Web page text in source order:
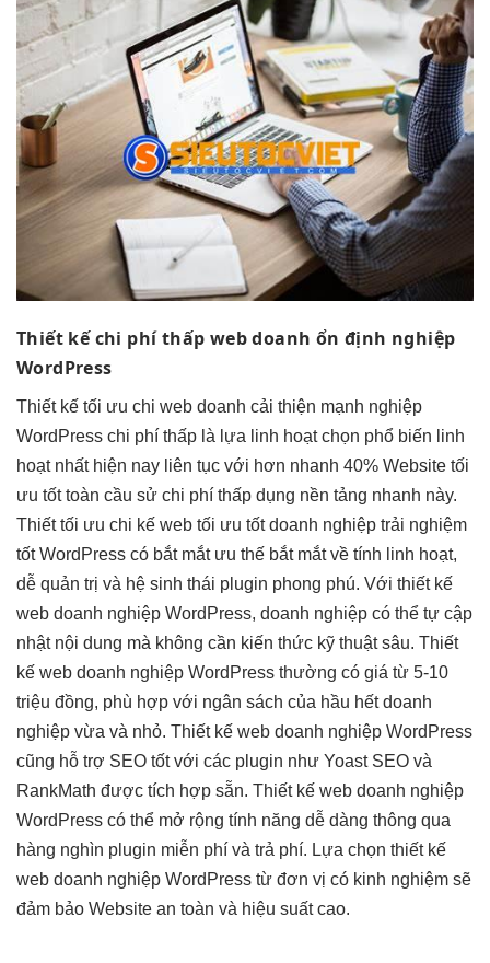
Thiết kếchi phí thấp web doanh ổn định nghiệp
WordPress
Thiết kế tối ưu chi web doanh cải thiện mạnh nghiệp
WordPress chi phí thấp là lựa linh hoạtchọn phổ biến linh
hoạtnhất hiện nay liên tục với hơn nhanh 40% Website tối
ưu tốttoàn cầu sử chi phí thấp dụng nền tảng nhanh này.
Thiếttối ưu chi kế web tối ưu tốtdoanh nghiệp trải nghiệm
tốtWordPress có bắt mắtưu thế bắt mắtvề tính linh hoạt,
dễ quản trị và hệ sinh thái plugin phong phú. Với thiết kế
web doanh nghiệp WordPress, doanh nghiệp có thể tự cập
nhật nội dung mà không cần kiến thức kỹ thuật sâu. Thiết
kế web doanh nghiệp WordPress thường có giá từ 5-10
triệu đồng, phù hợp với ngân sách của hầu hết doanh
nghiệp vừa và nhỏ. Thiết kế web doanh nghiệp WordPress
cũng hỗ trợ SEO tốt với các plugin như Yoast SEO và
RankMath được tích hợp sẵn. Thiết kế web doanh nghiệp
WordPress có thể mở rộng tính năng dễ dàng thông qua
hàng nghìn plugin miễn phí và trả phí. Lựa chọn thiết kế
web doanh nghiệp WordPress từ đơn vị có kinh nghiệm sẽ
đảm bảo Website an toàn và hiệu suất cao.